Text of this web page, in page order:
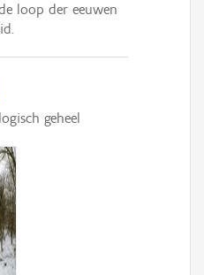
loop der eeuwen
geheel